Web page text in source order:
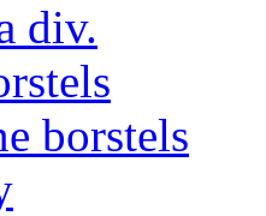
div.
borstels